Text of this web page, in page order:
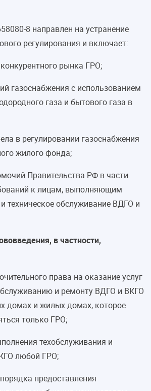
8 направлен на устранение
регулирования и включает:
рынка ГРО;
газоснабжения с использованием
газа и бытового газа в
в регулировании газоснабжения
жилого фонда;
Правительства РФ в части
к лицам, выполняющим
техническое обслуживание ВДГО и
в частности,
права на оказание услуг
и ремонту ВДГО и ВКГО
домах и жилых домах, которое
только ГРО;
техобслуживания и
любой ГРО;
предоставления